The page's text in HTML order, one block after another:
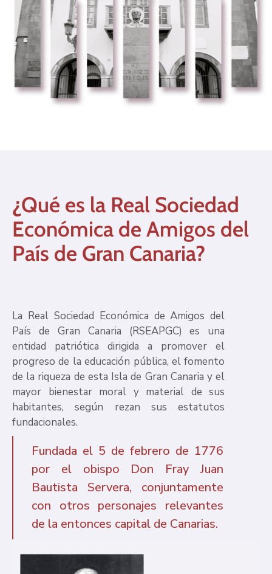
¿Qué es la Real Sociedad
Económica de Amigos del
País de Gran Canaria?
La Real Sociedad Económica de Amigos del
País de Gran Canaria (RSEAPGC) es una
entidad patriótica dirigida a promover el
progreso de la educación pública, el fomento
de la riqueza de esta Isla de Gran Canaria y el
mayor bienestar moral y material de sus
habitantes, según rezan sus estatutos
fundacionales.
Fundada el 5 de febrero de 1776
por el obispo Don Fray Juan
Bautista Servera, conjuntamente
con otros personajes relevantes
de la entonces capital de Canarias.